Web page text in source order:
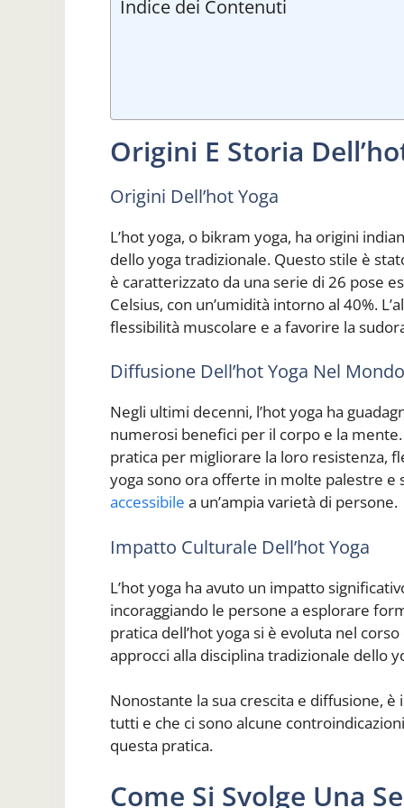
Indice dei Contenuti
Origini E Storia
Origini Dell’hot Yoga
L’hot yoga, o bikram yoga, ha origini
dello yoga tradizionale. Questo stile è
è caratterizzato da una serie di 26 pose
Celsius, con un’umidità intorno al 40%.
flessibilità muscolare e a favorire la
Diffusione Dell’hot Yoga Nel Mondo
Negli ultimi decenni, l’hot yoga ha
numerosi benefici per il corpo e la
pratica per migliorare la loro resistenza,
yoga sono ora offerte in molte palestre
accessibile a un’ampia varietà di persone.
Impatto Culturale Dell’hot Yoga
L’hot yoga ha avuto un impatto
incoraggiando le persone a esplorare
pratica dell’hot yoga si è evoluta nel
approcci alla disciplina tradizionale dello
Nonostante la sua crescita e diffusione,
tutti e che ci sono alcune
questa pratica.
Come Si Svolge Una